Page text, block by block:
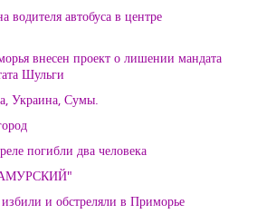
водителя автобуса в центре
внесен проект о лишении мандата
Шульги
Украина, Сумы.
погибли два человека
и обстреляли в Приморье